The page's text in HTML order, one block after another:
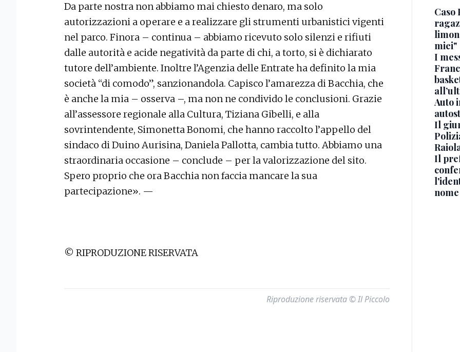
Da parte nostra non abbiamo mai chiesto denaro, ma solo
autorizzazioni a operare e a realizzare gli strumenti urbanistici vigenti
nel parco. Finora – continua – abbiamo ricevuto solo silenzi e rifiuti
dalle autorità e acide negatività da parte di chi, a torto, si è dichiarato
tutore dell’ambiente. Inoltre l’Agenzia delle Entrate ha definito la mia
società “di comodo”, sanzionandola. Capisco l’amarezza di Bacchia, che
è anche la mia – osserva –, ma non ne condivido le conclusioni. Grazie
all’assessore regionale alla Cultura, Tiziana Gibelli, e alla
sovrintendente, Simonetta Bonomi, che hanno raccolto l’appello del
sindaco di Duino Aurisina, Daniela Pallotta, cambia tutto. Abbiamo una
straordinaria occasione – conclude – per la valorizzazione del sito.
Spero proprio che ora Bacchia non faccia mancare la sua
partecipazione». —
© RIPRODUZIONE RISERVATA
Riproduzione riservata © Il Piccolo
Caso
miei"
I
Auto
Il
Il
nome